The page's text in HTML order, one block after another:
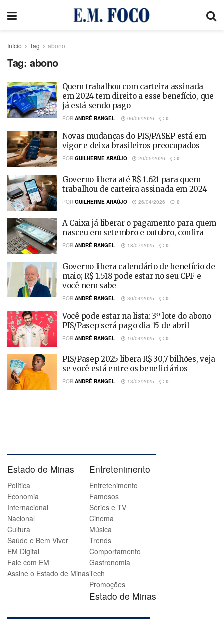
Início Tag abono
Tag: abono
Quem trabalhou com carteira assinada
em 2024 tem direito a esse benefício, que
já está sendo pago
POR ANDRÉ RANGEL 06/06/2026 0
Novas mudanças do PIS/PASEP está em
vigor e deixa brasileiros preocupados
POR GUILHERME ARAÚJO 20/05/2026 0
Governo libera até R$ 1.621 para quem
trabalhou de carteira assinada em 2024
POR GUILHERME ARAÚJO 26/04/2026 0
A Caixa já liberar o pagamento para quem
nasceu em setembro e outubro, confira
POR ANDRÉ RANGEL 18/07/2025 0
Governo libera calendário de benefício de
maio; R$ 1.518 pode estar no seu CPF e
você nem sabe
POR ANDRÉ RANGEL 30/04/2025 0
Você pode estar na lista: 3º lote do abono
PIS/Pasep será pago dia 15 de abril
POR ANDRÉ RANGEL 10/04/2025 0
PIS/Pasep 2025 libera R$ 30,7 bilhões, veja
se você está entre os beneficiários
POR ANDRÉ RANGEL 13/03/2025 0
Estado de Minas
Política
Economia
Internacional
Nacional
Cultura
Saúde e Bem Viver
EM Digital
Fale com EM
Assine o Estado de Minas
Entretenimento
Entretenimento
Famosos
Séries e TV
Cinema
Música
Trends
Comportamento
Gastronomia
Tech
Promoções
Estado de Minas